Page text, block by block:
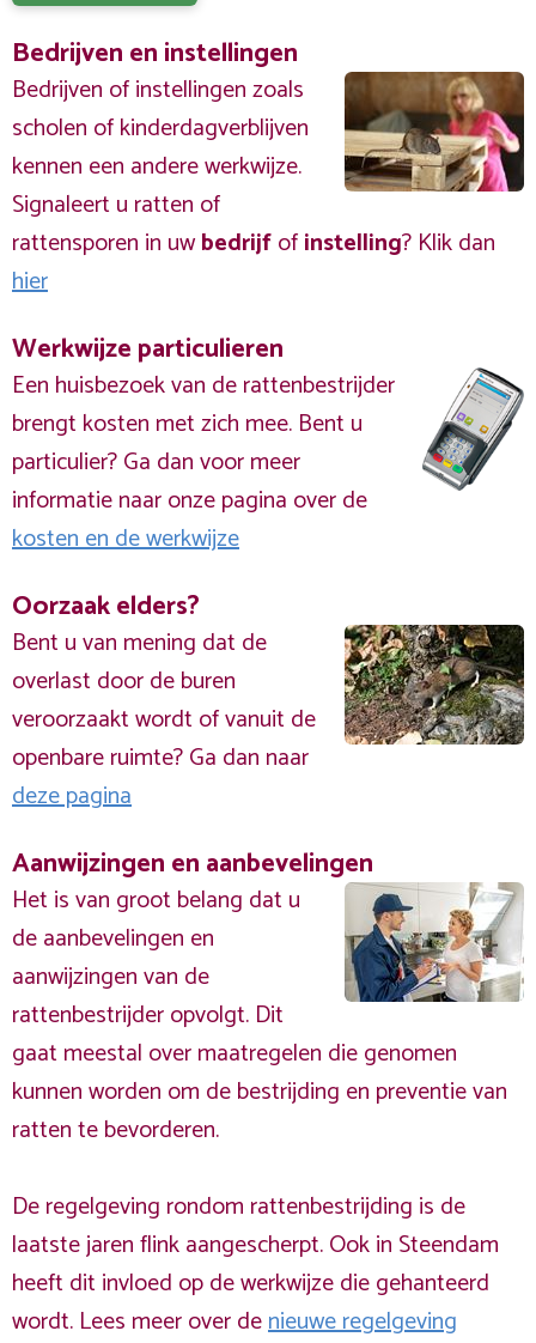
Bedrijven en instellingen
Bedrijven of instellingen zoals
scholen of kinderdagverblijven
kennen een andere werkwijze.
Signaleert u ratten of
rattensporen in uwbedrijfofinstelling? Klik dan
hier
Werkwijze particulieren
Een huisbezoek van de rattenbestrijder
brengt kosten met zich mee. Bent u
particulier? Ga dan voor meer
informatie naar onze pagina over de
kosten en de werkwijze
Oorzaak elders?
Bent u van mening dat de
overlast door de buren
veroorzaakt wordt of vanuit de
openbare ruimte? Ga dan naar
deze pagina
Aanwijzingen en aanbevelingen
Het is van groot belang dat u
de aanbevelingen en
aanwijzingen van de
rattenbestrijder opvolgt. Dit
gaat meestal over maatregelen die genomen
kunnen worden om de bestrijding en preventie van
ratten te bevorderen.
De regelgeving rondom rattenbestrijding is de
laatste jaren flink aangescherpt. Ook in Steendam
heeft dit invloed op de werkwijze die gehanteerd
wordt. Lees meer over denieuwe regelgeving